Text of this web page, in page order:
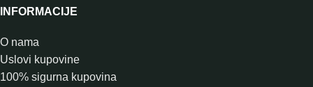
INFORMACIJE
O nama
Uslovi kupovine
100% sigurna kupovina